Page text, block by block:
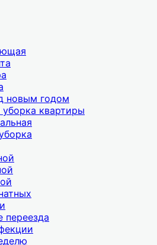
новым годом
уборка квартиры
переезда